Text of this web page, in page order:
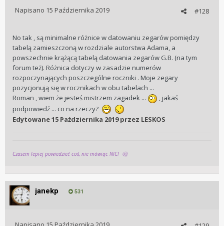
#128
Napisano 15 Października 2019
No tak , są minimalne różnice w datowaniu zegarów pomiędzy
tabelą zamieszczoną w rozdziale autorstwa Adama, a
powszechnie krążącą tabelą datowania zegarów G.B. (na tym
forum też). Różnica dotyczy w zasadzie numerów
rozpoczynających poszczególne roczniki . Moje zegary
pozycjonują się w rocznikach w obu tabelach ...
Roman , wiem że jesteś mistrzem zagadek ...
, jakaś
podpowiedź ... co na rzeczy?
Edytowane15 Października 2019przez LESKOS
Czasem lepiej powiedzieć coś, nie mówiąc NIC! 🤔
janekp 531